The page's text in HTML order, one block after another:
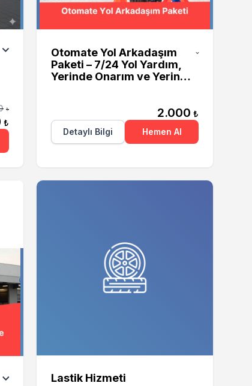
₺
₺
Otomate Yol Arkadaşım
Paketi – 7/24 Yol Yardım,
Yerinde Onarım ve Yerinde
2.000 ₺
Detaylı Bilgi
Hemen Al
Lastik Hizmeti